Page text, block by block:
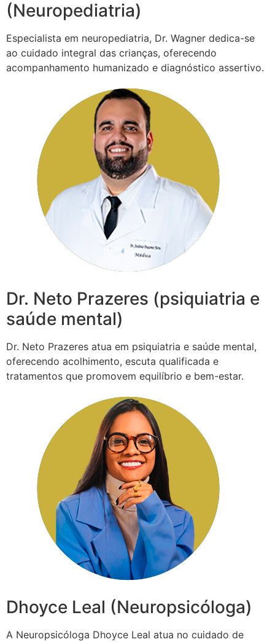
(Neuropediatria)
Especialista em neuropediatria, Dr. Wagner dedica-se
ao cuidado integral das crianças, oferecendo
acompanhamento humanizado e diagnóstico assertivo.
Dr. Neto Prazeres (psiquiatria e
saúde mental)
Dr. Neto Prazeres atua em psiquiatria e saúde mental,
oferecendo acolhimento, escuta qualificada e
tratamentos que promovem equilíbrio e bem-estar.
Dhoyce Leal (Neuropsicóloga)
A Neuropsicóloga Dhoyce Leal atua no cuidado de